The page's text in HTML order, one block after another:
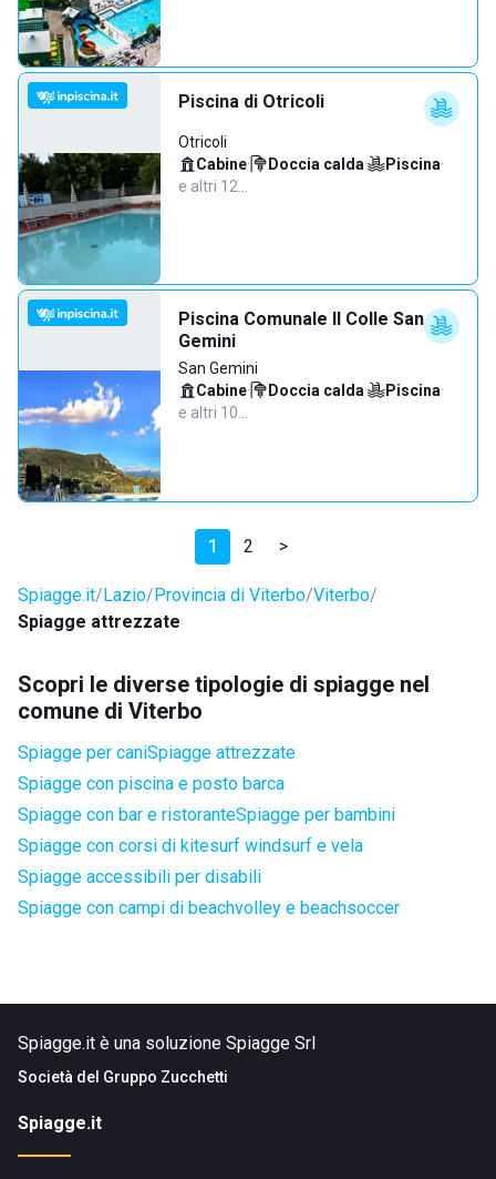
Piscina di Otricoli
Otricoli
Cabine· Doccia calda· Piscina·
e altri 12…
Piscina Comunale Il Colle San
Gemini
San Gemini
Cabine· Doccia calda· Piscina·
e altri 10…
1 2 >
Spiagge.it Lazio Provincia di Viterbo Viterbo
Spiagge attrezzate
Scopri le diverse tipologie di spiagge nel
comune di Viterbo
Spiagge per caniSpiagge attrezzate
Spiagge con piscina e posto barca
Spiagge con bar e ristoranteSpiagge per bambini
Spiagge con corsi di kitesurf windsurf e vela
Spiagge accessibili per disabili
Spiagge con campi di beachvolley e beachsoccer
Spiagge.it è una soluzione Spiagge Srl
Società del Gruppo Zucchetti
Spiagge.it